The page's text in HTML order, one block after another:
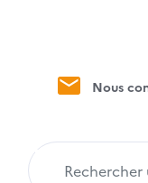
Nous